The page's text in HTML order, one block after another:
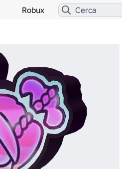
Robux